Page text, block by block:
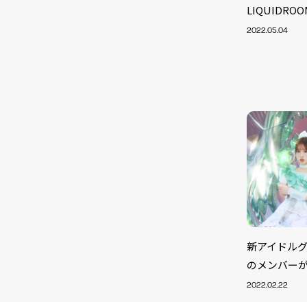
2022.05.04
新アイドル
のメンバー
2022.02.22